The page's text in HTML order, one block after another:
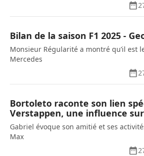
Bilan de la saison F1 2025 -
Monsieur Régularité a montré qu’il est
Mercedes
Bortoleto raconte son lien
Verstappen, une influence
Gabriel évoque son amitié et ses
Max